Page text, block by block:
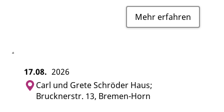
Mehr erfahren
17.08. 2026
Carl und Grete Schröder Haus;
Brucknerstr. 13, Bremen-Horn